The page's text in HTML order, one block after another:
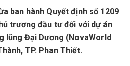
ban hành Quyết định số 1209
trương đầu tư đối với dự án
lũng Đại Dương (NovaWorld
TP. Phan Thiết.